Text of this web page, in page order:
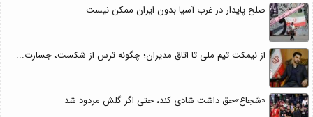
صلح پایدار در غرب آسیا بدون ایران ممکن نیست
از نیمکت تیم ملی تا اتاق مدیران؛ چگونه ترس از شکست، جسارت...
«شجاع»حق داشت شادی کند، حتی اگر گلش مردود شد